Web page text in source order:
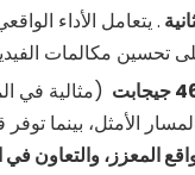
تحسين مكالمات
(مثالية في
المعزز، والتعاون